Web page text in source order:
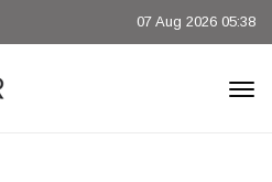
07 Aug 2026 05:38